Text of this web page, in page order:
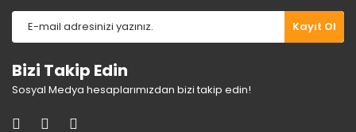
Kayıt Ol
Bizi Takip Edin
Sosyal Medya hesaplarımızdan bizi takip edin!